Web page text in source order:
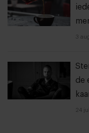
3
de
24